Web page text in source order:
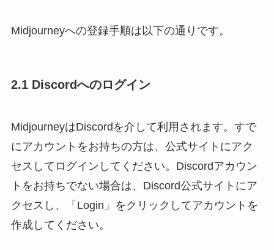
Midjourneyへの登録手順は以下の通りです。
2.1 Discordへのログイン
MidjourneyはDiscordを介して利用されます。すで
にアカウントをお持ちの方は、公式サイトにアク
セスしてログインしてください。Discordアカウン
トをお持ちでない場合は、Discord公式サイトにア
クセスし、「Login」をクリックしてアカウントを
作成してください。